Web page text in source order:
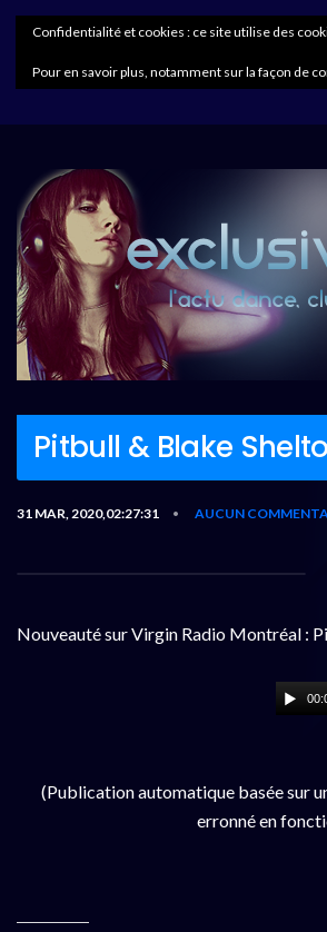
Pitbull & Blake
31 MAR, 2020,02:27:31 • AUCUN
Nouveauté sur Virgin Radio Montréal :
(Publication automatique basée sur
erronné en
Confidentialité et cookies : ce site utilise des
Pour en savoir plus, notamment sur la façon de